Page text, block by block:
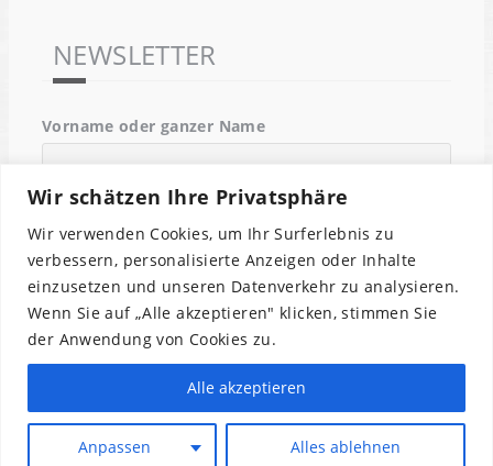
Wir schätzen Ihre Privatsphäre
Wir verwenden Cookies, um Ihr Surferlebnis zu
verbessern, personalisierte Anzeigen oder Inhalte
einzusetzen und unseren Datenverkehr zu analysieren.
Wenn Sie auf „Alle akzeptieren" klicken, stimmen Sie
der Anwendung von Cookies zu.
Anpassen Alles ablehnen
Alle akzeptieren
NEWSLETTER
Vorname oder ganzer Name
Email
Indem Du fortfährst, akzeptierst Du unsere
Datenschutzerklärung.